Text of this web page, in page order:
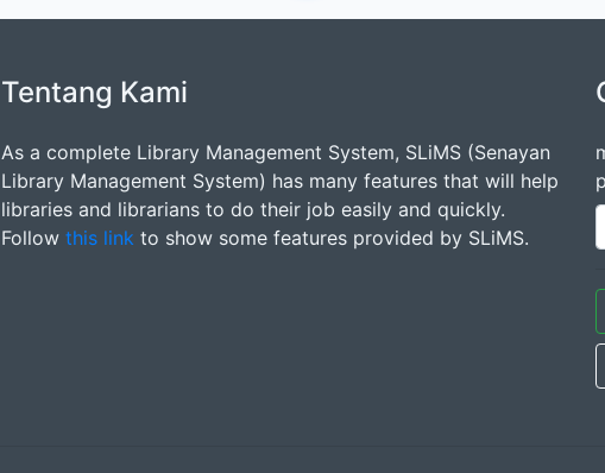
Tentang Kami
As a complete Library Management System, SLiMS (Senayan
Library Management System) has many features that will help
libraries and librarians to do their job easily and quickly.
Follow this link to show some features provided by SLiMS.